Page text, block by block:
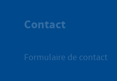
Contact
Formulaire de contact